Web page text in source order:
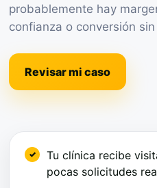
probablemente hay
confianza o conversión
Revisar mi caso
Tu clínica recibe
pocas solicitudes